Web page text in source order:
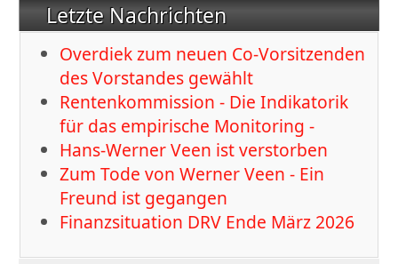
Letzte Nachrichten
Overdiek zum neuen Co-Vorsitzenden
des Vorstandes gewählt
Rentenkommission - Die Indikatorik
für das empirische Monitoring -
Hans-Werner Veen ist verstorben
Zum Tode von Werner Veen - Ein
Freund ist gegangen
Finanzsituation DRV Ende März 2026